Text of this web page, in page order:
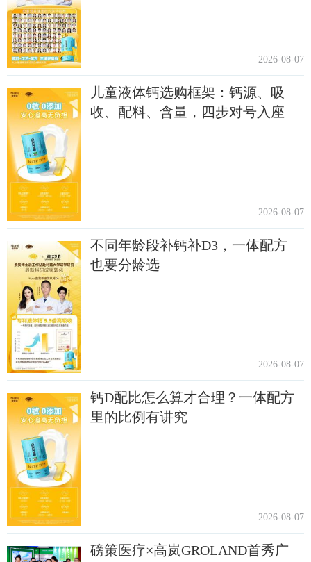
2026-08-07
儿童液体钙选购框架：钙源、吸
收、配料、含量，四步对号入座
2026-08-07
不同年龄段补钙补D3，一体配方
也要分龄选
2026-08-07
钙D配比怎么算才合理？一体配方
里的比例有讲究
2026-08-07
磅策医疗×高岚GROLAND首秀广